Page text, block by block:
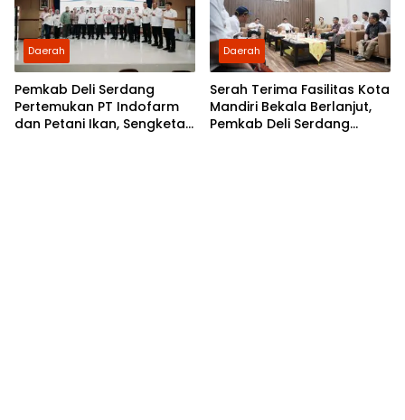
Daerah
Pemkab Deli Serdang
Pertemukan PT Indofarm
dan Petani Ikan, Sengketa
Daerah
Serah Terima Fasilitas Kota
Mandiri Bekala Berlanjut,
Pemkab Deli Serdang